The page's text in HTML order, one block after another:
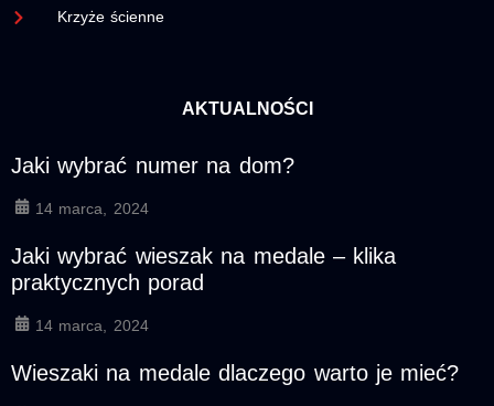
Krzyże ścienne
AKTUALNOŚCI
Jaki wybrać numer na dom?
14 marca, 2024
Jaki wybrać wieszak na medale – klika
praktycznych porad
14 marca, 2024
Wieszaki na medale dlaczego warto je mieć?